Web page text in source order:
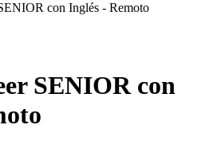
con Inglés - Remoto
SENIOR con